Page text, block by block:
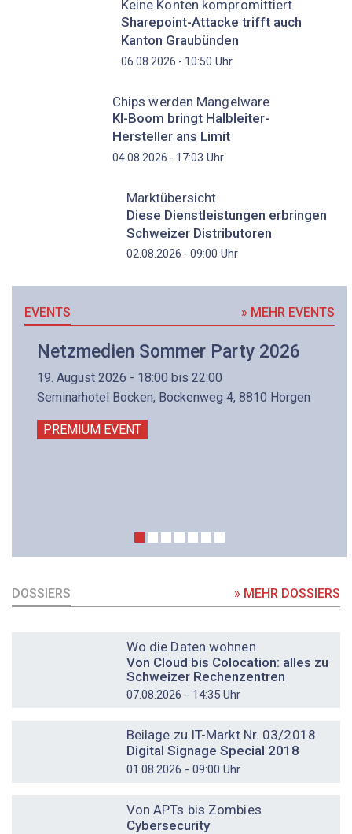
Keine Konten kompromittiert
Sharepoint-Attacke trifft auch
Kanton Graubünden
06.08.2026 - 10:50 Uhr
Chips werden Mangelware
KI-Boom bringt Halbleiter-
Hersteller ans Limit
04.08.2026 - 17:03 Uhr
Marktübersicht
Diese Dienstleistungen erbringen
Schweizer Distributoren
02.08.2026 - 09:00 Uhr
EVENTS » MEHR EVENTS
Netzmedien Sommer Party 2026
19. August 2026 - 18:00 bis 22:00
Seminarhotel Bocken, Bockenweg 4, 8810 Horgen
PREMIUM EVENT
DOSSIERS » MEHR DOSSIERS
Wo die Daten wohnen
Von Cloud bis Colocation: alles zu
Schweizer Rechenzentren
07.08.2026 - 14:35 Uhr
Beilage zu IT-Markt Nr. 03/2018
Digital Signage Special 2018
01.08.2026 - 09:00 Uhr
Von APTs bis Zombies
Cybersecurity